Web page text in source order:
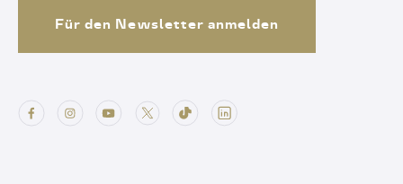
Für den Newsletter anmelden